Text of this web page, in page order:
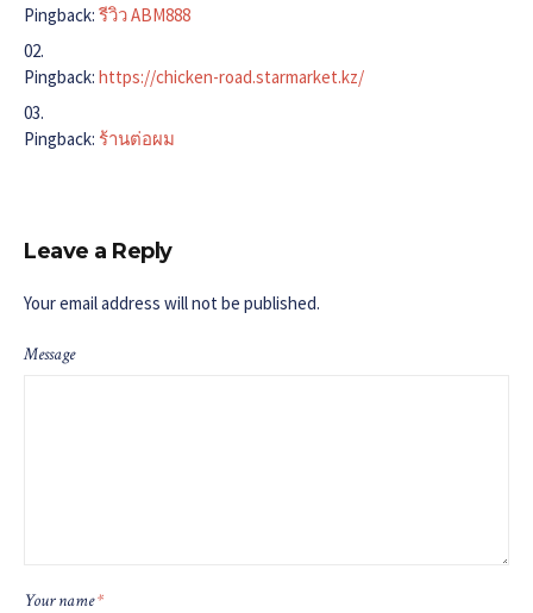
Pingback: รีวิว ABM888
Pingback: https://chicken-road.starmarket.kz/
Pingback: ร้านต่อผม
Leave a Reply
Your email address will not be published.
Message
Your name*